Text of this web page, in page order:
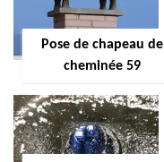
Pose de chapeau de
cheminée 59